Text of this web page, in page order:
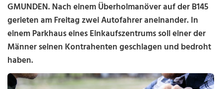
GMUNDEN. Nach einem Überholmanöver auf der B145
gerieten am Freitag zwei Autofahrer aneinander. In
einem Parkhaus eines Einkaufszentrums soll einer der
Männer seinen Kontrahenten geschlagen und bedroht
haben.